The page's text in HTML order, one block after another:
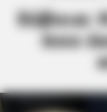
Εύβοια:
που